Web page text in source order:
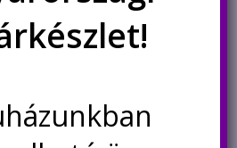
darabos, 0.3 – 1.2mm